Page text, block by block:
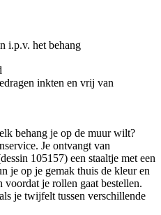
i.p.v. het behang
inkten en vrij van
behang je op de muur wilt?
Je ontvangt van
105157) een staaltje met een
je op je gemak thuis de kleur en
je rollen gaat bestellen.
je twijfelt tussen verschillende